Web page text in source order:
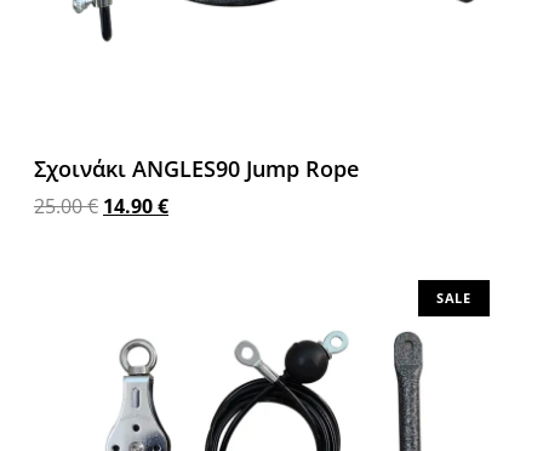
Σχοινάκι ANGLES90 Jump Rope
25.00€ 14.90€
SALE